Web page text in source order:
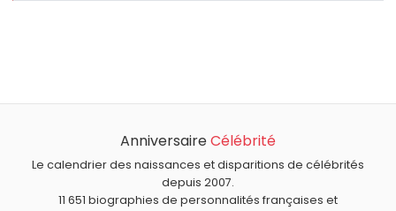
Gérard Depardieu,Nathalie Baye,Jean Reno
JadeetChantal Nobelsont nés en 1948.
Jean Gabin,Catherine Deneuve
Micheline PresleetAnémonesont nés àParis.
Quels acteurs français sont du signe Poissons comme
Gérard Darmon ?
AnniversaireCélébrité
Le calendrier des naissances et disparitions de célébrités
depuis 2007.
11 651 biographies de personnalités françaises et